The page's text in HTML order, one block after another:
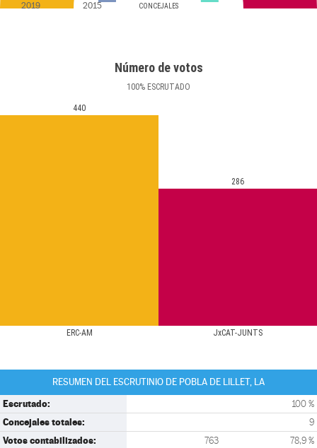
CONCEJALES
2019 2015
Número de votos
100% ESCRUTADO
ERC-AM JxCAT-JUNTS
440
286
RESUMEN DEL ESCRUTINIO DE POBLA DE LILLET, LA
Escrutado: 100 %
Concejales totales: 9
Votos contabilizados: 763 78,9 %